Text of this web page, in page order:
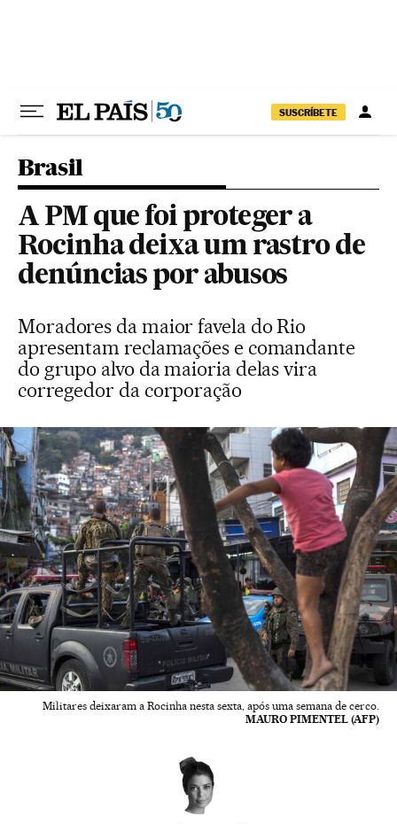
SUSCRÍBETE
Brasil
A PM que foi proteger a
Rocinha deixa um rastro de
denúncias por abusos
Moradores da maior favela do Rio
apresentam reclamações e comandante
do grupo alvo da maioria delas vira
corregedor da corporação
Militares deixaram a Rocinha nesta sexta, após uma semana de cerco.
MAURO PIMENTEL (AFP)